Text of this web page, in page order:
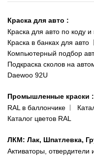
093 611-39-23
(ориентир: Интайм №40)
Одесса
пр-т Акад. Глушко, 29
066 554-97-70
Доставка и оплата
Сотрудничество
Наши публикации
Публичная оферта
Политика
Краска для авто :
Краска для авто по коду
Краска в банках для авто
Компьютерный подбор
Подкраска сколов на
Daewoo 92U
Промышленные краски :
RAL в баллончике
Каталог цветов RAL
ЛКМ: Лак, Шпатлевка,
Активаторы, отвердители